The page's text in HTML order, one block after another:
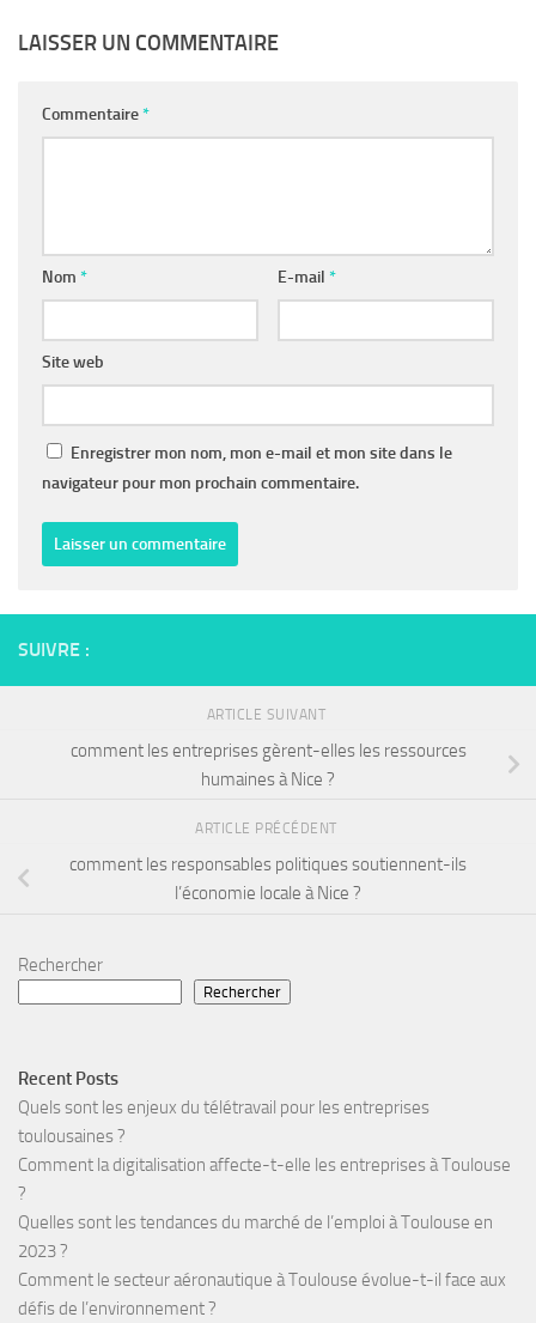
LAISSER UN COMMENTAIRE
Commentaire*
Nom * E-mail *
Site web
Enregistrer mon nom, mon e-mail et mon site dans le
navigateur pour mon prochain commentaire.
SUIVRE :
ARTICLE SUIVANT
comment les entreprises gèrent-elles les ressources
humaines à Nice ?
ARTICLE PRÉCÉDENT
comment les responsables politiques soutiennent-ils
l’économie locale à Nice ?
Rechercher
Rechercher
Recent Posts
Quels sont les enjeux du télétravail pour les entreprises
toulousaines ?
Comment la digitalisation affecte-t-elle les entreprises à Toulouse
?
Quelles sont les tendances du marché de l’emploi à Toulouse en
2023 ?
Comment le secteur aéronautique à Toulouse évolue-t-il face aux
défis de l’environnement ?